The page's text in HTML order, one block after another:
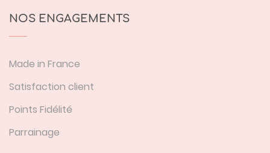
NOS ENGAGEMENTS
Made in France
Satisfaction client
Points Fidélité
Parrainage